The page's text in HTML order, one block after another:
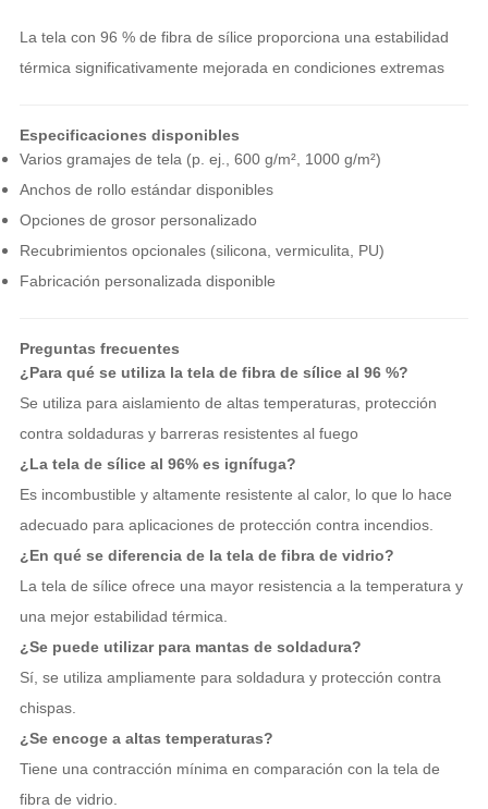
La tela con 96 % de fibra de sílice proporciona una estabilidad
térmica significativamente mejorada en condiciones extremas
Especificaciones disponibles
Varios gramajes de tela (p. ej., 600 g/m², 1000 g/m²)
Anchos de rollo estándar disponibles
Opciones de grosor personalizado
Recubrimientos opcionales (silicona, vermiculita, PU)
Fabricación personalizada disponible
Preguntas frecuentes
¿Para qué se utiliza la tela de fibra de sílice al 96 %?
Se utiliza para aislamiento de altas temperaturas, protección
contra soldaduras y barreras resistentes al fuego
¿La tela de sílice al 96% es ignífuga?
Es incombustible y altamente resistente al calor, lo que lo hace
adecuado para aplicaciones de protección contra incendios.
¿En qué se diferencia de la tela de fibra de vidrio?
La tela de sílice ofrece una mayor resistencia a la temperatura y
una mejor estabilidad térmica.
¿Se puede utilizar para mantas de soldadura?
Sí, se utiliza ampliamente para soldadura y protección contra
chispas.
¿Se encoge a altas temperaturas?
Tiene una contracción mínima en comparación con la tela de
fibra de vidrio.